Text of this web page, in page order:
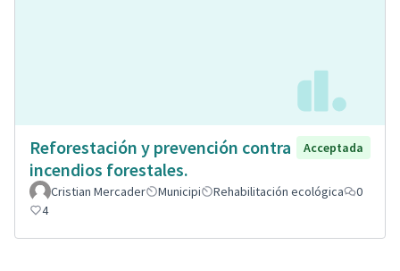
Reforestación y prevención contra
incendios forestales.
Acceptada
Cristian Mercader Municipi Rehabilitación ecológica
0
4